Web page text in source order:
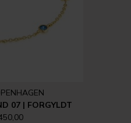
07 | FORGYLDT